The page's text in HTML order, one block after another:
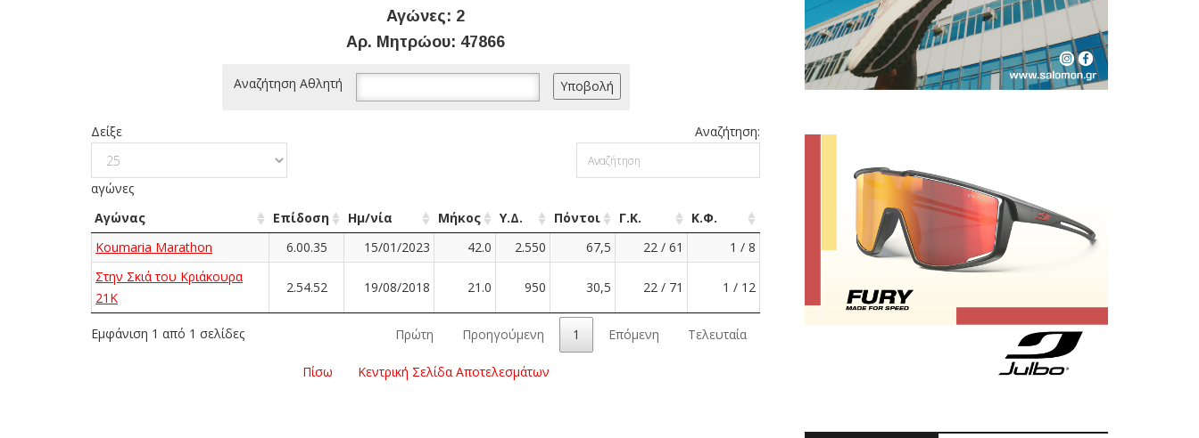
Αγώνες: 2
Αρ. Μητρώου: 47866
Αναζήτηση Αθλητή
Δείξε
αγώνες
Αναζήτηση:
Αγώνας Επίδοση Ημ/νία Μήκος Υ.Δ. Πόντοι Γ.Κ.
Κ.Φ.
Koumaria Marathon
6.00.35 15/01/2023 42.0 2.550 67,5 22 / 61
1 / 8
Στην Σκιά του Κριάκουρα
21K
2.54.52 19/08/2018 21.0 950 30,5 22 / 71 1 / 12
Εμφάνιση 1 από 1 σελίδες Πρώτη Προηγούμενη 1 Επόμενη Τελευταία
Πίσω Κεντρική Σελίδα Αποτελεσμάτων